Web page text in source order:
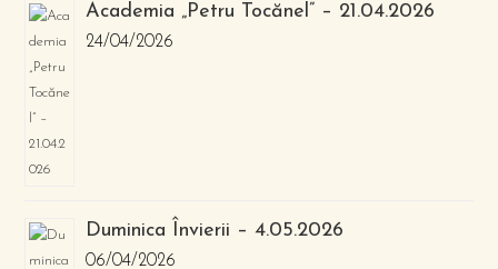
Academia „Petru Tocănel” – 21.04.2026
24/04/2026
Duminica Învierii – 4.05.2026
06/04/2026